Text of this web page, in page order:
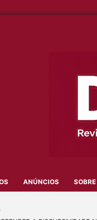
ANÚNCIOS SOBRE